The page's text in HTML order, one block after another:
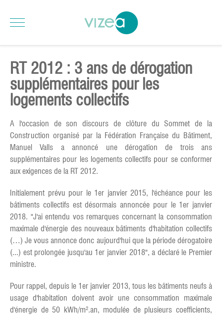
RT 2012 : 3 ans de dérogation
supplémentaires pour les
logements collectifs
A l'occasion de son discours de clôture du Sommet de la
Construction organisé par la Fédération Française du Bâtiment,
Manuel Valls a annoncé une dérogation de trois ans
supplémentaires pour les logements collectifs pour se conformer
aux exigences de la RT 2012.
Initialement prévu pour le 1er janvier 2015, l'échéance pour les
bâtiments collectifs est désormais annoncée pour le 1er janvier
2018. "J'ai entendu vos remarques concernant la consommation
maximale d'énergie des nouveaux bâtiments d'habitation collectifs
(…) Je vous annonce donc aujourd'hui que la période dérogatoire
(...) est prolongée jusqu'au 1er janvier 2018", a déclaré le Premier
ministre.
Pour rappel, depuis le 1er janvier 2013, tous les bâtiments neufs à
usage d'habitation doivent avoir une consommation maximale
d'énergie de 50 kWh/m².an, modulée de plusieurs coefficients,